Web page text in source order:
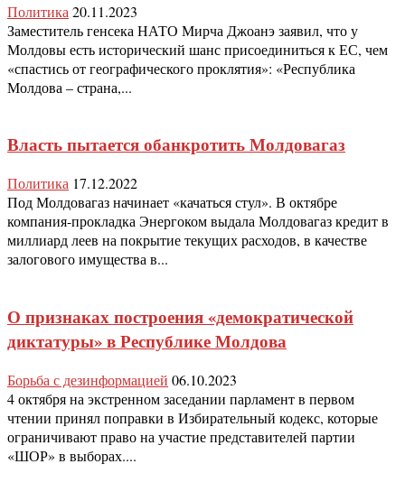
Политика 20.11.2023
Заместитель генсека НАТО Мирча Джоанэ заявил, что у
Молдовы есть исторический шанс присоединиться к ЕС, чем
«спастись от географического проклятия»: «Республика
Молдова – страна,...
Власть пытается обанкротить Молдовагаз
Политика 17.12.2022
Под Молдовагаз начинает «качаться стул». В октябре
компания-прокладка Энергоком выдала Молдовагаз кредит в
миллиард леев на покрытие текущих расходов, в качестве
залогового имущества в...
О признаках построения «демократической
диктатуры» в Республике Молдова
Борьба с дезинформацией 06.10.2023
4 октября на экстренном заседании парламент в первом
чтении принял поправки в Избирательный кодекс, которые
ограничивают право на участие представителей партии
«ШОР» в выборах....